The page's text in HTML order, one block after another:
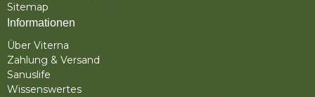
Sitemap
Informationen
Über Viterna
Zahlung & Versand
Sanuslife
Wissenswertes